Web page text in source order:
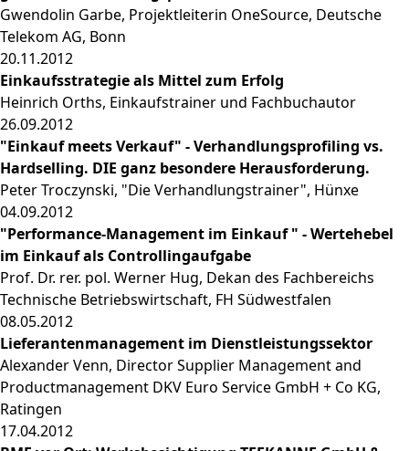
Gwendolin Garbe, Projektleiterin OneSource, Deutsche
Telekom AG, Bonn
20.11.2012
Einkaufsstrategie als Mittel zum Erfolg
Heinrich Orths, Einkaufstrainer und Fachbuchautor
26.09.2012
"Einkauf meets Verkauf" - Verhandlungsprofiling vs.
Hardselling. DIE ganz besondere Herausforderung.
Peter Troczynski, "Die Verhandlungstrainer", Hünxe
04.09.2012
"Performance-Management im Einkauf " - Wertehebel
im Einkauf als Controllingaufgabe
Prof. Dr. rer. pol. Werner Hug, Dekan des Fachbereichs
Technische Betriebswirtschaft, FH Südwestfalen
08.05.2012
Lieferantenmanagement im Dienstleistungssektor
Alexander Venn, Director Supplier Management and
Productmanagement DKV Euro Service GmbH + Co KG,
Ratingen
17.04.2012